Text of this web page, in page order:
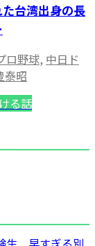
台湾出身の長
ロ野球, 中日ド
泰昭
る話